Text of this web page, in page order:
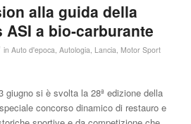
alla guida della
ASI a bio-carburante
in Auto d'epoca, Autologia, Lancia, Motor Sport
giugno si è svolta la 28ª edizione della
concorso dinamico di restauro e